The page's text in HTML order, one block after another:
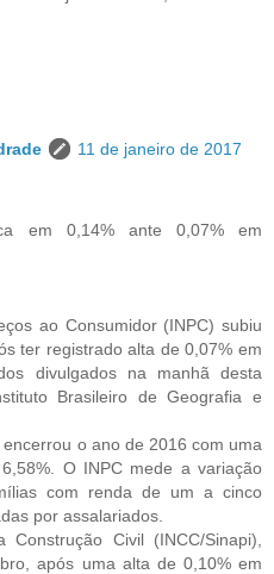
11 de janeiro de 2017
em 0,14% ante 0,07% em
ao Consumidor (INPC) subiu
ter registrado alta de 0,07% em
divulgados na manhã desta
Brasileiro de Geografia e
o ano de 2016 com uma
O INPC mede a variação
com renda de um a cinco
por assalariados.
Civil (INCC/Sinapi),
após uma alta de 0,10% em